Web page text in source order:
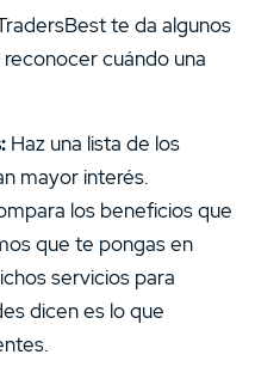
te da algunos
cuándo una
Haz una lista de los
mayor interés.
los beneficios que
que te pongas en
servicios para
dicen es lo que